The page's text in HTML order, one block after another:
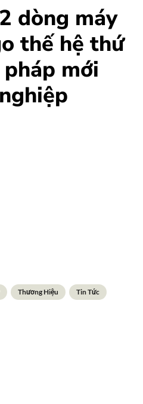
dòng máy
thế hệ thứ
mới
Thương Hiệu Tin Tức